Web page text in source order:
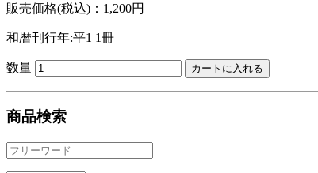
販売価格(税込)：1,200円
和暦刊行年:平1 1冊
数量
商品検索